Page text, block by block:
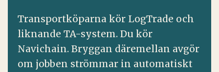
Transportköparna kör LogTrade och
liknande TA-system. Du kör
Navichain. Bryggan däremellan avgör
om jobben strömmar in automatiskt